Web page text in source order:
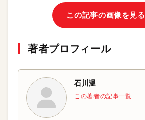
この記事の画像を見る
著者プロフィール
石川温
この著者の記事一覧